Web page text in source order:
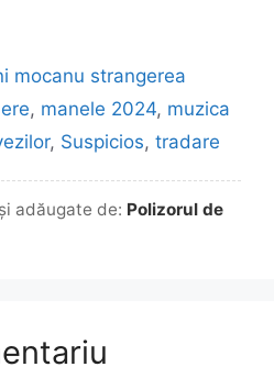
mocanu strangerea
, manele 2024, muzica
, Suspicios, tradare
adăugate de: Polizorul de